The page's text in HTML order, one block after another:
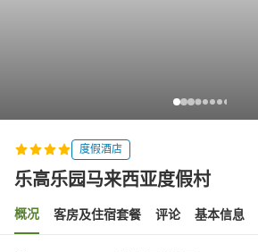
度假酒店
乐高乐园马来西亚度假村
概况 客房及住宿套餐 评论 基本信息